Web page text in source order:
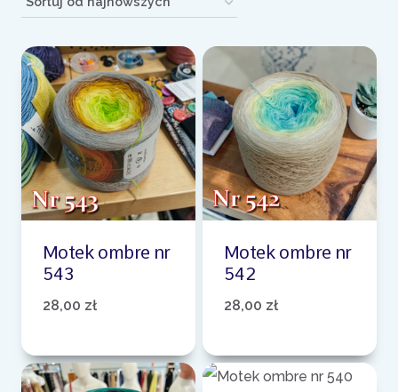
najnowszych
Motek ombre nr
543
28,00 zł
Motek ombre nr
542
28,00 zł